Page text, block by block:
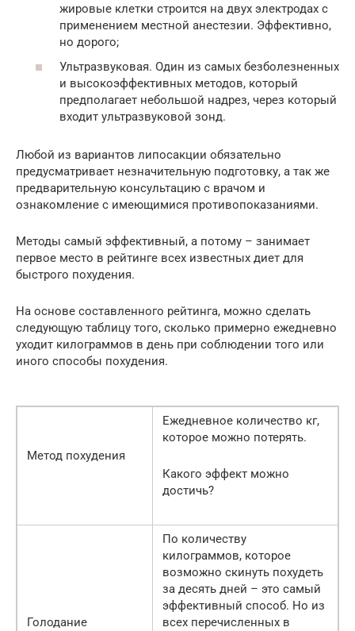
жировые клетки строится на двух электродах с
применением местной анестезии. Эффективно,
но дорого;
Ультразвуковая. Один из самых безболезненных
и высокоэффективных методов, который
предполагает небольшой надрез, через который
входит ультразвуковой зонд.
Любой из вариантов липосакции обязательно
предусматривает незначительную подготовку, а так же
предварительную консультацию с врачом и
ознакомление с имеющимися противопоказаниями.
Методы самый эффективный, а потому – занимает
первое место в рейтинге всех известных диет для
быстрого похудения.
На основе составленного рейтинга, можно сделать
следующую таблицу того, сколько примерно ежедневно
уходит килограммов в день при соблюдении того или
иного способы похудения.
Метод похудения
Ежедневное количество кг,
которое можно потерять.
Какого эффект можно
достичь?
Голодание
По количеству
килограммов, которое
возможно скинуть похудеть
за десять дней – это самый
эффективный способ. Но из
всех перечисленных в